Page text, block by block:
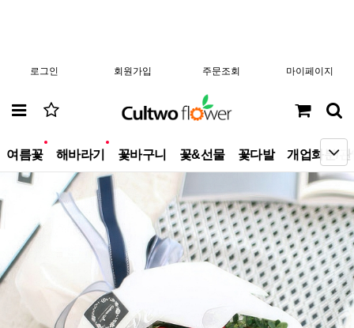
로그인 회원가입 주문조회 마이페이지
여름꽃 해바라기 꽃바구니 꽃&선물 꽃다발 개업화분/